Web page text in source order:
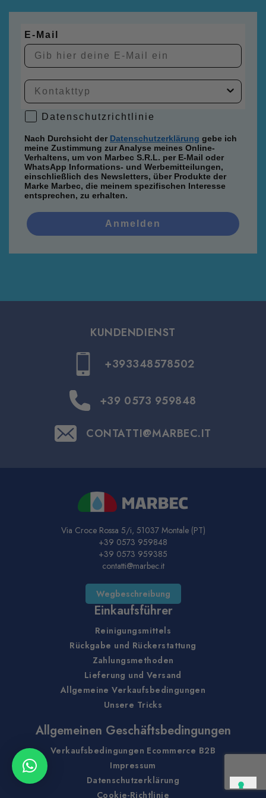
E-Mail
Datenschutzrichtlinie
Datenschutzrichtlinie
Nach Durchsicht der Datenschutzerklärung gebe ich
meine Zustimmung zur Analyse meines Online-
Verhaltens, um von Marbec S.R.L. per E-Mail oder
WhatsApp Informations- und Werbemitteilungen,
einschließlich des Newsletters, über Produkte der
Marke Marbec, die meinem spezifischen Interesse
entsprechen, zu erhalten.
Anmelden
KUNDENDIENST
+393348578502
+39 0573 959848
CONTATTI@MARBEC.IT
Via Croce Rossa 5/i, 51037 Montale (PT)
+39 0573 959848
+39 0573 959385
contatti@marbec.it
Wegbeschreibung
Einkaufsführer
Reinigungsmittels
Rückgabe und Rückerstattung
Zahlungsmethoden
Lieferung und Versand
Allgemeine Verkaufsbedingungen
Unsere Tricks
Allgemeinen Geschäftsbedingungen
Verkaufsbedingungen Ecommerce B2B
Impressum
Datenschutzerklärung
Cookie-Richtlinie